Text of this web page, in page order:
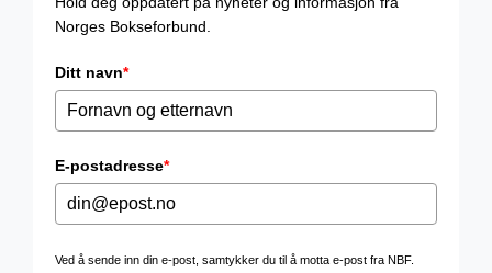
Norges Bokseforbund.
Ditt navn*
E-postadresse*
Ved å sende inn din e-post, samtykker du til å motta e-post fra NBF.